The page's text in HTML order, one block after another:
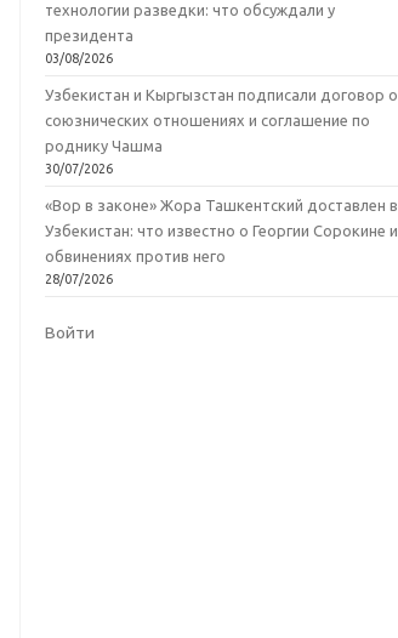
технологии разведки: что обсуждали у
президента
03/08/2026
Узбекистан и Кыргызстан подписали договор о
союзнических отношениях и соглашение по
роднику Чашма
30/07/2026
«Вор в законе» Жора Ташкентский доставлен в
Узбекистан: что известно о Георгии Сорокине и
обвинениях против него
28/07/2026
Войти